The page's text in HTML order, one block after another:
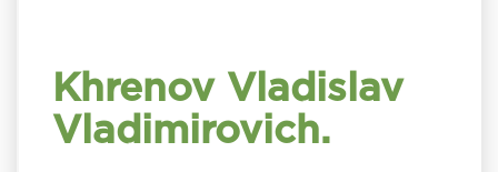
Khrenov Vladislav
Vladimirovich.